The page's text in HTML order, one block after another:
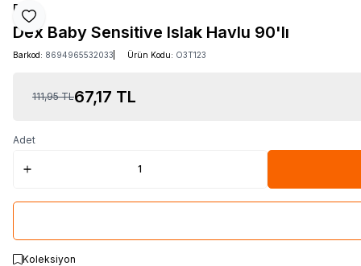
Favoriye Ekle
Dex
Dex Baby Sensitive Islak Havlu 90'lı
Barkod: 8694965532033 Ürün Kodu: O3T123
111,95TL67,17 TL
Adet
Koleksiyon